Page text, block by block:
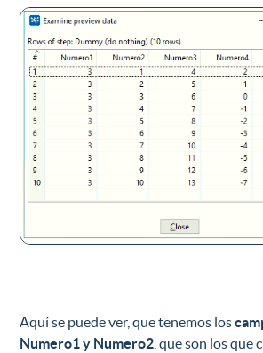
Aquí se puede ver, que tenemos los
Numero1 y Numero2 , que son los que